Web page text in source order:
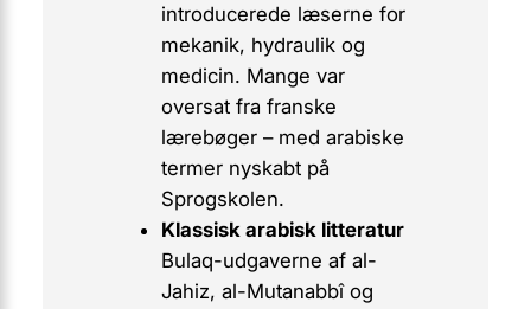
introducerede læserne for
mekanik, hydraulik og
medicin. Mange var
oversat fra franske
lærebøger – med arabiske
termer nyskabt på
Sprogskolen.
Klassisk arabisk litteratur
Bulaq-udgaverne af al-
Jahiz, al-Mutanabbî og